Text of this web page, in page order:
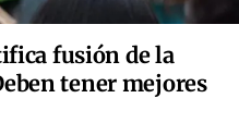
fusión de la
tener mejores